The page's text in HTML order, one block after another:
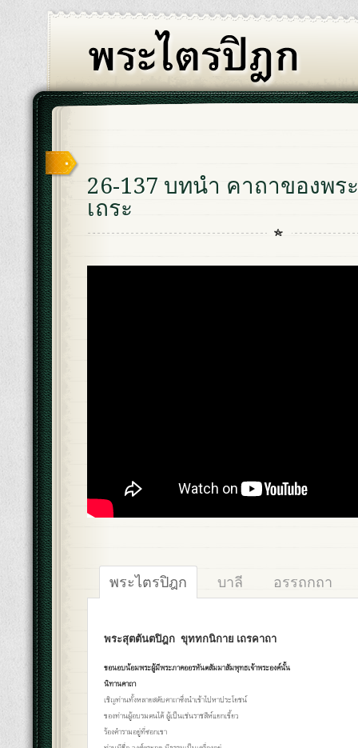
26-137 บทนำ คาถาของพร
เถระ
พระไตรปิฎก บาลี อรรถกถา
พระสุตตันตปิฎก ขุททกนิกาย เถรคาถา
ขอนอบน้อมพระผู้มีพระภาคออรหันตสัมมาสัมพุทธเจ้าพระองค์นั้น
นิทานคาถา
เชิญท่านทั้งหลายสดับคาถาซึ่งนำเข้าไปหาประโยชน์
ของท่านผู้อบรมตนได้ ผู้เป็นเช่นราชสีห์แยกเขี้ยว
ร้องคำรามอยู่ที่ซอกเขา